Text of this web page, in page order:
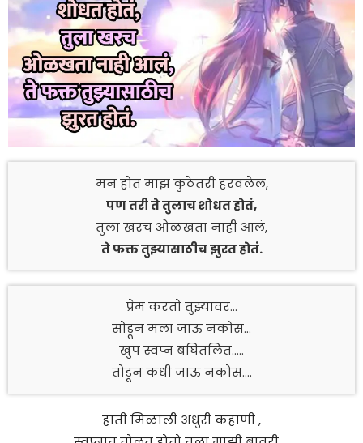
मन होतं माझं कुठेतरी हरवलेलं,
पण तरी ते तुलाच शोधत होतं,
तुला खरच ओळखता नाही आलं,
ते फक्त तुझ्यासाठीच झुरत होतं.
प्रेम करतो तुझ्यावर…
सोडून मला जाऊ नकोस…
खुप स्वप्न बघितलित…..
तोडून कधी जाऊ नकोस….
हाती मिळाली अधुरी कहाणी ,